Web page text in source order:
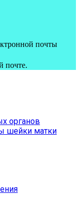
почты
почте.
органов
шейки матки